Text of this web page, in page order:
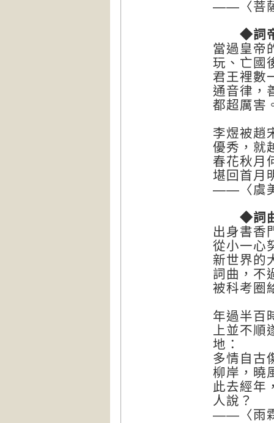
——〈菩
◆詞帝
當過皇帝
玩、亡國
君王裡數
通音律，
都超厲害
李煜被趙
優秀，就
春花秋月
堪回首月
——〈虞
◆詞曲
出身書香
從小一心
新世界的
詞曲，不
被科考圈
年過半百
上並不
地：
多情自古
柳岸，曉
此去經年
人說？
——〈雨